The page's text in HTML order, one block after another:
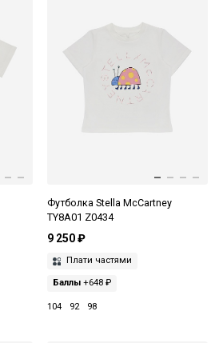
Футболка Stella McCartney
TY8A01 Z0434
9 250 ₽
Плати частями
Баллы+648 ₽
104 92 98